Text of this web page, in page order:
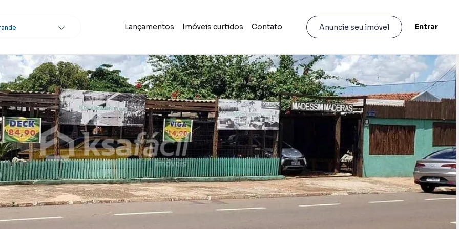
Lançamentos Imóveis curtidos Contato Anuncie seu imóvel Entrar